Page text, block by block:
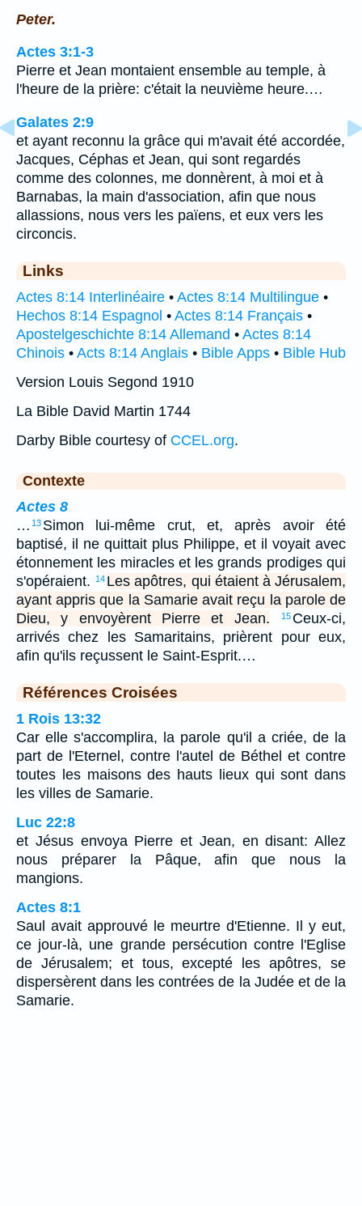
Peter.
Actes 3:1-3
Pierre et Jean montaient ensemble au temple, à
l'heure de la prière: c'était la neuvième heure.…
Galates 2:9
et ayant reconnu la grâce qui m'avait été accordée,
Jacques, Céphas et Jean, qui sont regardés
comme des colonnes, me donnèrent, à moi et à
Barnabas, la main d'association, afin que nous
allassions, nous vers les païens, et eux vers les
circoncis.
Links
Actes 8:14 Interlinéaire • Actes 8:14 Multilingue •
Hechos 8:14 Espagnol • Actes 8:14 Français •
Apostelgeschichte 8:14 Allemand • Actes 8:14
Chinois • Acts 8:14 Anglais • Bible Apps • Bible Hub
Version Louis Segond 1910
La Bible David Martin 1744
Darby Bible courtesy of CCEL.org.
Contexte
Actes 8
… 13 Simon lui-même crut, et, après avoir été
baptisé, il ne quittait plus Philippe, et il voyait avec
étonnement les miracles et les grands prodiges qui
s'opéraient.
14 Les apôtres, qui étaient à Jérusalem,
ayant appris que la Samarie avait reçu la parole de
Dieu, y envoyèrent Pierre et Jean.
15 Ceux-ci,
arrivés chez les Samaritains, prièrent pour eux,
afin qu'ils reçussent le Saint-Esprit.…
Références Croisées
1 Rois 13:32
Car elle s'accomplira, la parole qu'il a criée, de la
part de l'Eternel, contre l'autel de Béthel et contre
toutes les maisons des hauts lieux qui sont dans
les villes de Samarie.
Luc 22:8
et Jésus envoya Pierre et Jean, en disant: Allez
nous préparer la Pâque, afin que nous la
mangions.
Actes 8:1
Saul avait approuvé le meurtre d'Etienne. Il y eut,
ce jour-là, une grande persécution contre l'Eglise
de Jérusalem; et tous, excepté les apôtres, se
dispersèrent dans les contrées de la Judée et de la
Samarie.